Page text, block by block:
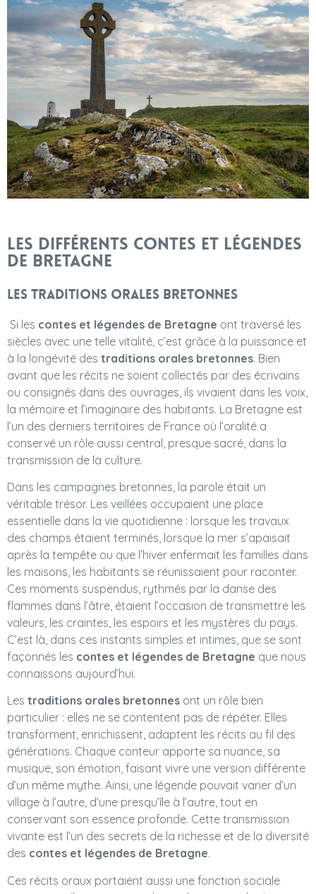
Les différents contes et légendes
de Bretagne
Les traditions orales bretonnes
Si les contes et légendes de Bretagne ont traversé les
siècles avec une telle vitalité, c’est grâce à la puissance et
à la longévité des traditions orales bretonnes. Bien
avant que les récits ne soient collectés par des écrivains
ou consignés dans des ouvrages, ils vivaient dans les voix,
la mémoire et l’imaginaire des habitants. La Bretagne est
l’un des derniers territoires de France où l’oralité a
conservé un rôle aussi central, presque sacré, dans la
transmission de la culture.
Dans les campagnes bretonnes, la parole était un
véritable trésor. Les veillées occupaient une place
essentielle dans la vie quotidienne : lorsque les travaux
des champs étaient terminés, lorsque la mer s’apaisait
après la tempête ou que l’hiver enfermait les familles dans
les maisons, les habitants se réunissaient pour raconter.
Ces moments suspendus, rythmés par la danse des
flammes dans l’âtre, étaient l’occasion de transmettre les
valeurs, les craintes, les espoirs et les mystères du pays.
C’est là, dans ces instants simples et intimes, que se sont
façonnés les contes et légendes de Bretagne que nous
connaissons aujourd’hui.
Les traditions orales bretonnes ont un rôle bien
particulier : elles ne se contentent pas de répéter. Elles
transforment, enrichissent, adaptent les récits au fil des
générations. Chaque conteur apporte sa nuance, sa
musique, son émotion, faisant vivre une version différente
d’un même mythe. Ainsi, une légende pouvait varier d’un
village à l’autre, d’une presqu’île à l’autre, tout en
conservant son essence profonde. Cette transmission
vivante est l’un des secrets de la richesse et de la diversité
des contes et légendes de Bretagne.
Ces récits oraux portaient aussi une fonction sociale